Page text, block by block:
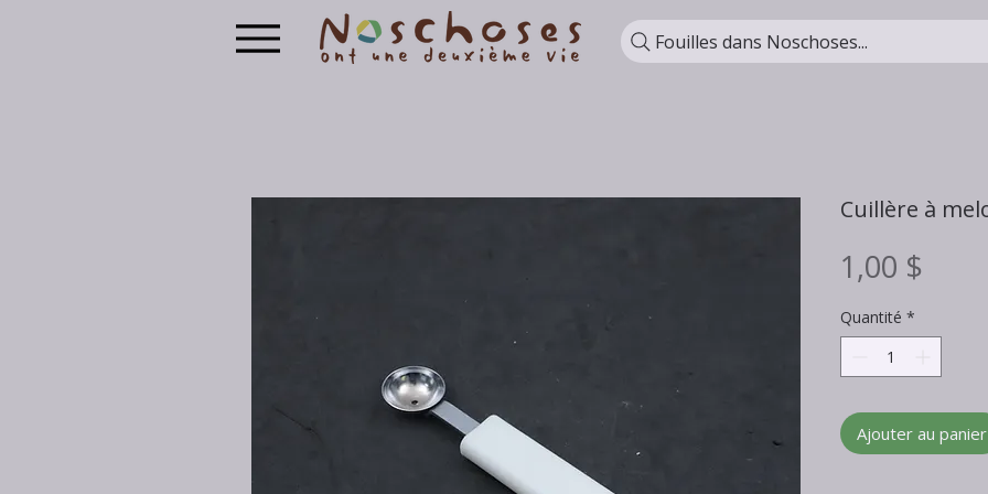
Fouilles dans Noschoses...
Cuillère à
1,00 $
Quantité *
Ajouter au panier